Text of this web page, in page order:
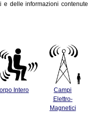
delle informazioni contenute
Intero
Campi
Elettro-
Magnetici